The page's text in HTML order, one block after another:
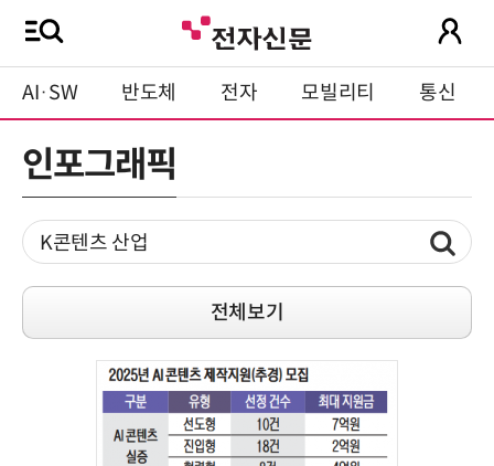
AI·SW 반도체 전자 모빌리티 통신
인포그래픽
전체보기